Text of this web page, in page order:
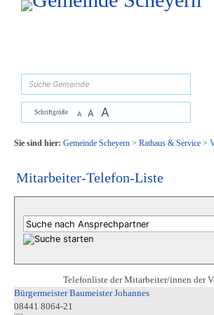
Zum Inhalt, zur Navigationoder zur Startseite springen.
Schriftgröße A A A
Sie sind hier: Gemeinde Scheyern> Rathaus & Service>
Mitarbeiter-Telefon-Liste
Telefonliste der Mitarbeiter/innen der
Bürgermeister Baumeister Johannes
08441 8064-21